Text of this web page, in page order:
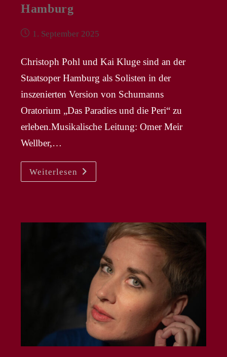
Hamburg
Beitrag1. September 2025
Christoph Pohl und Kai Kluge sind an der
Staatsoper Hamburg als Solisten in der
inszenierten Version von Schumanns
Oratorium „Das Paradies und die Peri“ zu
erleben.Musikalische Leitung: Omer Meir
Wellber,…
Weiterlesen KS
CHRISTOPH
POHL
Staatsoper
Hamburg